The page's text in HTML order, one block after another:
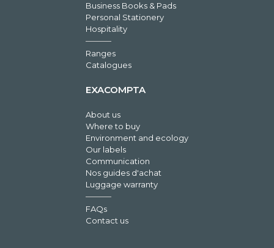
Business Books & Pads
Personal Stationery
Hospitality
Ranges
Catalogues
EXACOMPTA
About us
Where to buy
Environment and ecology
Our labels
Communication
Nos guides d'achat
Luggage warranty
FAQs
Contact us